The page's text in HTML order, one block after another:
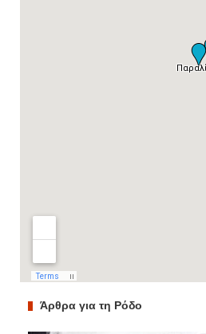
Άρθρα για τη Ρόδο